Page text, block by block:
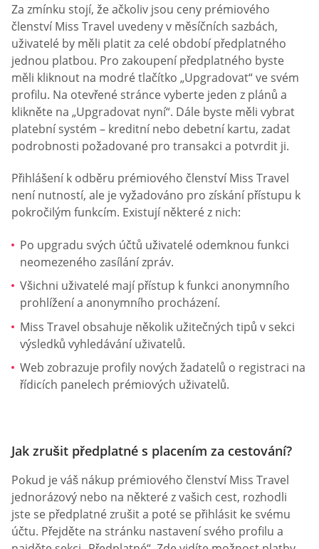
Za zmínku stojí, že ačkoliv jsou ceny prémiového
členství Miss Travel uvedeny v měsíčních sazbách,
uživatelé by měli platit za celé období předplatného
jednou platbou. Pro zakoupení předplatného byste
měli kliknout na modré tlačítko „Upgradovat“ ve svém
profilu. Na otevřené stránce vyberte jeden z plánů a
klikněte na „Upgradovat nyní“. Dále byste měli vybrat
platební systém – kreditní nebo debetní kartu, zadat
podrobnosti požadované pro transakci a potvrdit ji.
Přihlášení k odběru prémiového členství Miss Travel
není nutností, ale je vyžadováno pro získání přístupu k
pokročilým funkcím. Existují některé z nich:
Po upgradu svých účtů uživatelé odemknou funkci
neomezeného zasílání zpráv.
Všichni uživatelé mají přístup k funkci anonymního
prohlížení a anonymního procházení.
Miss Travel obsahuje několik užitečných tipů v sekci
výsledků vyhledávání uživatelů.
Web zobrazuje profily nových žadatelů o registraci na
řídicích panelech prémiových uživatelů.
Jak zrušit předplatné s placením za cestování?
Pokud je váš nákup prémiového členství Miss Travel
jednorázový nebo na některé z vašich cest, rozhodli
jste se předplatné zrušit a poté se přihlásit ke svému
účtu. Přejděte na stránku nastavení svého profilu a